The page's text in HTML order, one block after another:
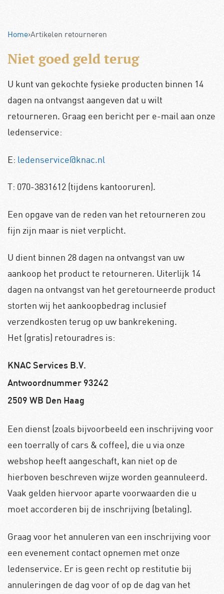
Home›Artikelen retourneren
Niet goed geld terug
U kunt van gekochte fysieke producten binnen 14
dagen na ontvangst aangeven dat u wilt
retourneren. Graag een bericht per e-mail aan onze
ledenservice:
E: ledenservice@knac.nl
T: 070-3831612 (tijdens kantooruren).
Een opgave van de reden van het retourneren zou
fijn zijn maar is niet verplicht.
U dient binnen 28 dagen na ontvangst van uw
aankoop het product te retourneren. Uiterlijk 14
dagen na ontvangst van het geretourneerde product
storten wij het aankoopbedrag inclusief
verzendkosten terug op uw bankrekening.
Het (gratis) retouradres is:
KNAC Services B.V.
Antwoordnummer 93242
2509 WB Den Haag
Een dienst (zoals bijvoorbeeld een inschrijving voor
een toerrally of cars & coffee), die u via onze
webshop heeft aangeschaft, kan niet op de
hierboven beschreven wijze worden geannuleerd.
Vaak gelden hiervoor aparte voorwaarden die u
moet accorderen bij de inschrijving (betaling).
Graag voor het annuleren van een inschrijving voor
een evenement contact opnemen met onze
ledenservice. Er is geen recht op restitutie bij
annuleringen de dag voor of op de dag van het